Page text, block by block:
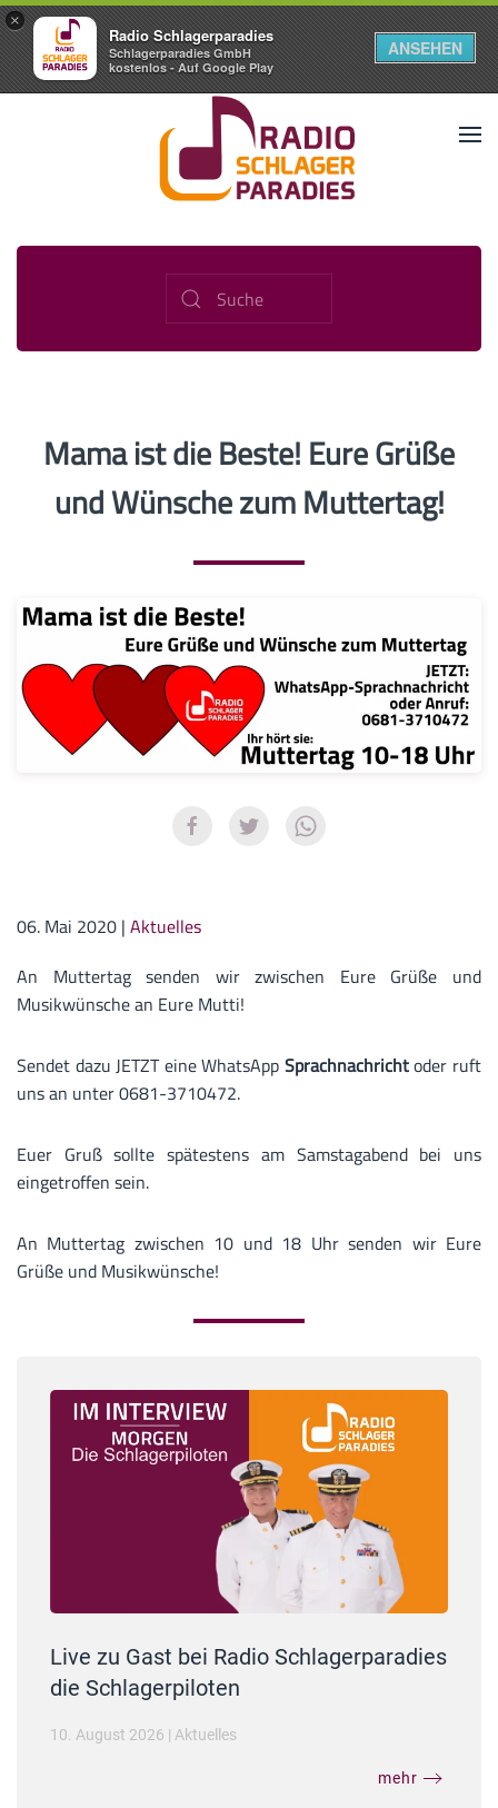
×
Radio Schlagerparadies
Schlagerparadies GmbH
kostenlos - Auf Google Play
ANSEHEN
Mama ist die Beste! Eure Grüße
und Wünsche zum Muttertag!
06. Mai 2020 | Aktuelles
An Muttertag senden wir zwischen Eure Grüße und
Musikwünsche an Eure Mutti!
Sendet dazu JETZT eine WhatsApp Sprachnachrichtoder ruft
uns an unter 0681-3710472.
Euer Gruß sollte spätestens am Samstagabend bei uns
eingetroffen sein.
An Muttertag zwischen 10 und 18 Uhr senden wir Eure
Grüße und Musikwünsche!
Live zu Gast bei Radio Schlagerparadies
die Schlagerpiloten
10. August 2026 | Aktuelles
mehr